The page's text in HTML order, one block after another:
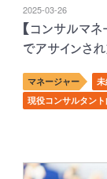
2025-03-26
【コンサルマ
でアサインされ
マネージャー
現役コンサルタン